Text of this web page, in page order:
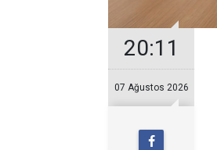
20:11
07 Ağustos 2026